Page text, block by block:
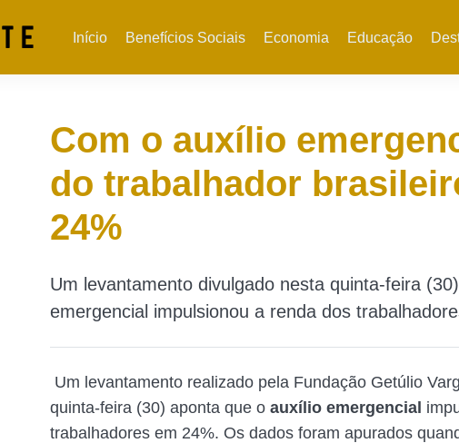
Início Benefícios Sociais Economia Educação
Com o auxílio
do trabalhador
24%
Um levantamento divulgado nesta quinta-feira
emergencial impulsionou a renda dos
Um levantamento realizado pela Fundação Getúlio
quinta-feira (30) aponta que o auxílio emergencial
trabalhadores em 24%. Os dados foram apurados